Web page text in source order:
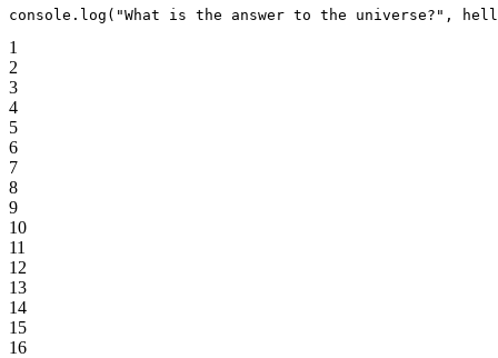
console. log ( "What is the answer to the universe?" ,
1
2
3
4
5
6
7
8
9
10
11
12
13
14
15
16